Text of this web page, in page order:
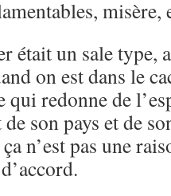
misère,
était un sale type,
on est dans le
qui redonne de
son pays et de
n’est pas une